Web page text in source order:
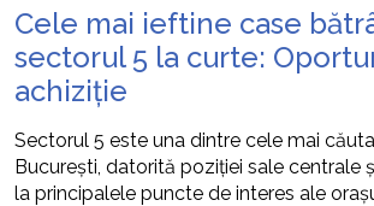
Cele mai ieftine case
sectorul 5 la curte:
achiziție
Sectorul 5 este una dintre cele mai
București, datorită poziției sale centrale
la principalele puncte de interes ale